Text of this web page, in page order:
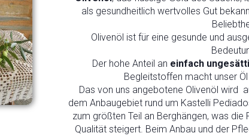
als gesundheitlich wertvolles Gut
Olivenöl ist für eine gesunde und
Der hohe Anteil an einfach
Begleitstoffen macht unser
Das von uns angebotene Olivenöl wird
dem Anbaugebiet rund um Kastelli
zum größten Teil an Berghängen, was
Qualität steigert. Beim Anbau und der